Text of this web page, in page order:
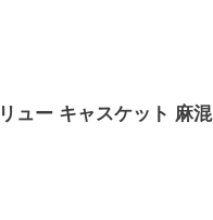
ュー キャスケット 麻混